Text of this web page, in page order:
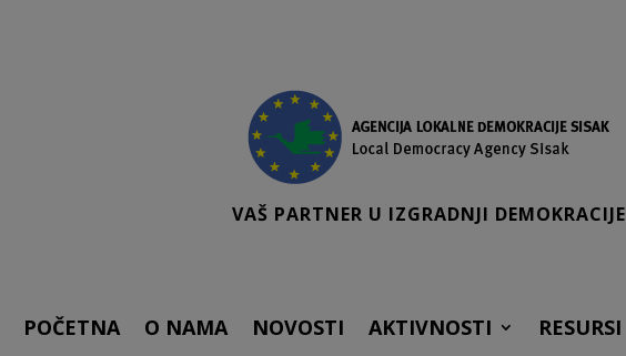
VAŠ PARTNER U IZGRADNJI DEMOKRACIJE
POČETNA O NAMA NOVOSTI AKTIVNOSTI RESURSI